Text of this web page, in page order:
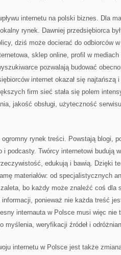
internetu na polski biznes. Dla
rynek. Dawniej przedsiębiorca
dziś może docierać do odbiorców
sklep online, profil w
pozwalają budować
internet okazał się najtańszą
firm sieć stała się polem
jakość obsługi, użyteczność
rynek treści. Powstają blogi,
i podcasty. Twórcy internetowi budują
edukują i bawią. Dzięki
materiałów: od specjalistycznych
bo każdy może znaleźć coś dla
ponieważ nie każda treść
internauta w Polsce musi więc
myślenia, weryfikacji źródeł i
internetu w Polsce jest także